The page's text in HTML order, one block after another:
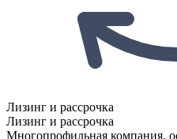
Лизинг и рассрочка
Лизинг и рассрочка
Многопрофильная компания,